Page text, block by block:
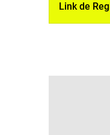
Link de